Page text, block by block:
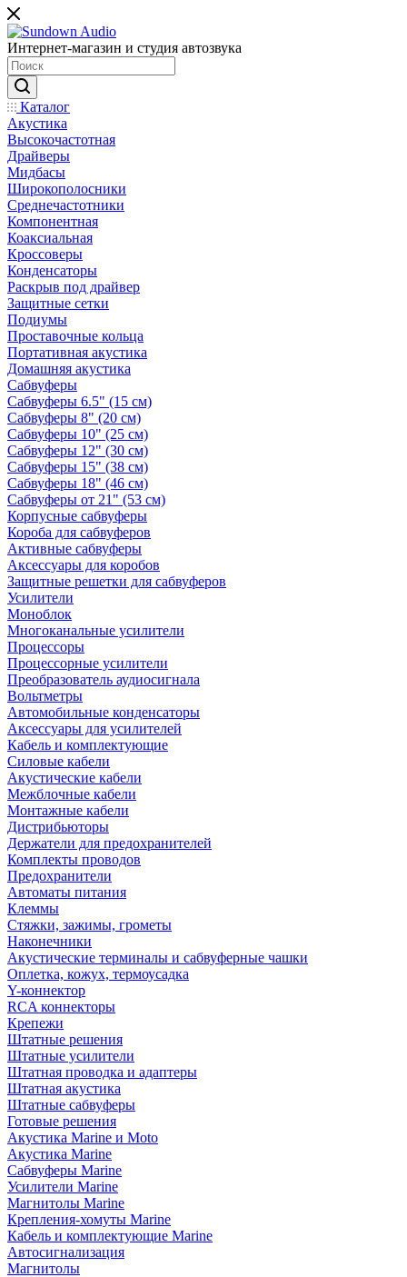
Интернет-магазин и студия автозвука
Каталог
Акустика
Высокочастотная
Драйверы
Мидбасы
Широкополосники
Среднечастотники
Компонентная
Коаксиальная
Кроссоверы
Конденсаторы
Раскрыв под драйвер
Защитные сетки
Подиумы
Проставочные кольца
Портативная акустика
Домашняя акустика
Сабвуферы
Сабвуферы 6.5" (15 см)
Сабвуферы 8" (20 см)
Сабвуферы 10" (25 см)
Сабвуферы 12" (30 см)
Сабвуферы 15" (38 см)
Сабвуферы 18" (46 см)
Сабвуферы от 21" (53 см)
Корпусные сабвуферы
Короба для сабвуферов
Активные сабвуферы
Аксессуары для коробов
Защитные решетки для сабвуферов
Усилители
Моноблок
Многоканальные усилители
Процессоры
Процессорные усилители
Преобразователь аудиосигнала
Вольтметры
Автомобильные конденсаторы
Аксессуары для усилителей
Кабель и комплектующие
Силовые кабели
Акустические кабели
Межблочные кабели
Монтажные кабели
Дистрибьюторы
Держатели для предохранителей
Комплекты проводов
Предохранители
Автоматы питания
Клеммы
Стяжки, зажимы, грометы
Наконечники
Акустические терминалы и сабвуферные чашки
Оплетка, кожух, термоусадка
Y-коннектор
RCA коннекторы
Крепежи
Штатные решения
Штатные усилители
Штатная проводка и адаптеры
Штатная акустика
Штатные сабвуферы
Готовые решения
Акустика Marine и Moto
Акустика Marine
Сабвуферы Marine
Усилители Marine
Магнитолы Marine
Крепления-хомуты Marine
Кабель и комплектующие Marine
Автосигнализация
Магнитолы